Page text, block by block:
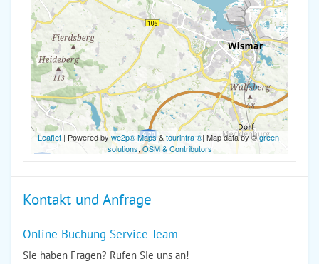
Leaflet| Powered bywe2p® Maps&tourinfra ®| Map data by ©green-
solutions,OSM & Contributors
Kontakt und Anfrage
Online Buchung Service Team
Sie haben Fragen? Rufen Sie uns an!